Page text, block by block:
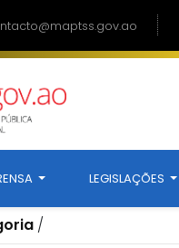
LEGISLAÇÕES
/